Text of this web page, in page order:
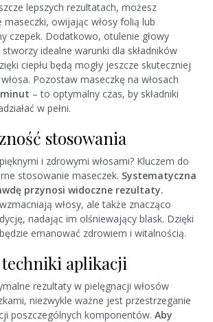
lepszych rezultatach, możesz
maseczki, owijając włosy folią lub
czepek. Dodatkowo, otulenie głowy
stworzy idealne warunki dla składników
ciepłu będą mogły jeszcze skuteczniej
Pozostaw maseczkę na włosach
– to optymalny czas, by składniki
w pełni.
stosowania
i zdrowymi włosami? Kluczem do
stosowanie maseczek. Systematyczna
przynosi widoczne rezultaty.
włosy, ale także znacząco
nadając im olśniewający blask. Dzięki
emanować zdrowiem i witalnością.
aplikacji
rezultaty w pielęgnacji włosów
niezwykle ważne jest przestrzeganie
poszczególnych komponentów. Aby